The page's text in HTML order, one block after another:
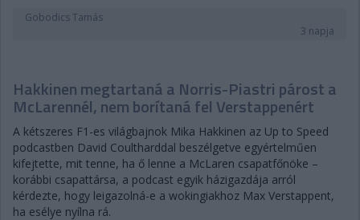
Gobodics Tamás
3 napja
Hakkinen megtartaná a Norris-Piastri párost a
McLarennél, nem borítaná fel Verstappenért
A kétszeres F1-es világbajnok Mika Hakkinen az Up to Speed
podcastben David Coultharddal beszélgetve egyértelműen
kifejtette, mit tenne, ha ő lenne a McLaren csapatfőnöke –
korábbi csapattársa, a podcast egyik házigazdája arról
kérdezte, hogy leigazolná-e a wokingiakhoz Max Verstappent,
ha esélye nyílna rá.